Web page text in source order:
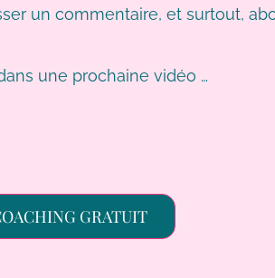
un commentaire, et surtout,
une prochaine vidéo …
GRATUIT